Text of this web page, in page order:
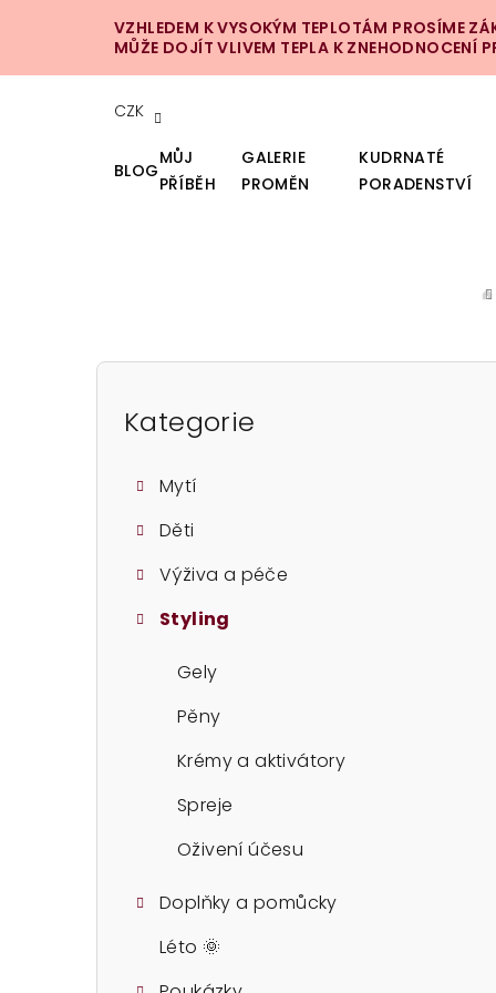
VZHLEDEM K VYSOKÝM TEPLOTÁM PROSÍME
MŮŽE DOJÍT VLIVEM TEPLA K ZNEHODNOCENÍ
CZK
BLOG
MŮJ
PŘÍBĚH
GALERIE
PROMĚN
KUDRNATÉ
PORADENSTVÍ
P
Přeskočit
kategorie
Kategorie
Mytí
Děti
Výživa a péče
Styling
Gely
Pěny
Krémy a aktivátory
Spreje
Oživení účesu
Doplňky a pomůcky
Léto 🌞